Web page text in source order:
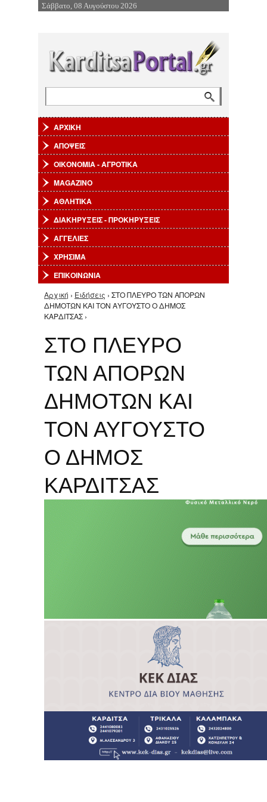
Επιστροφή στην Πλοήγηση
Σάββατο, 08 Αυγούστου 2026
ΑΡΧΙΚΗ
ΑΠΟΨΕΙΣ
ΟΙΚΟΝΟΜΙΑ - ΑΓΡΟΤΙΚΑ
MAGAZINO
ΑΘΛΗΤΙΚΑ
ΔΙΑΚΗΡΥΞΕΙΣ - ΠΡΟΚΗΡΥΞΕΙΣ
ΑΓΓΕΛΙΕΣ
ΧΡΗΣΙΜΑ
ΕΠΙΚΟΙΝΩΝΙΑ
Είστε εδώ
Αρχική › Ειδήσεις › ΣΤΟ ΠΛΕΥΡΟ ΤΩΝ ΑΠΟΡΩΝ
ΔΗΜΟΤΩΝ ΚΑΙ ΤΟΝ ΑΥΓΟΥΣΤΟ Ο ΔΗΜΟΣ
ΚΑΡΔΙΤΣΑΣ ›
ΣΤΟ ΠΛΕΥΡΟ
ΤΩΝ ΑΠΟΡΩΝ
ΔΗΜΟΤΩΝ ΚΑΙ
ΤΟΝ ΑΥΓΟΥΣΤΟ
Ο ΔΗΜΟΣ
ΚΑΡΔΙΤΣΑΣ